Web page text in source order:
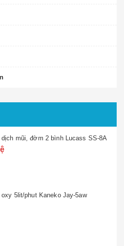
dịch mũi, đờm 2 bình Lucass SS-8A
oxy 5lit/phut Kaneko Jay-5aw